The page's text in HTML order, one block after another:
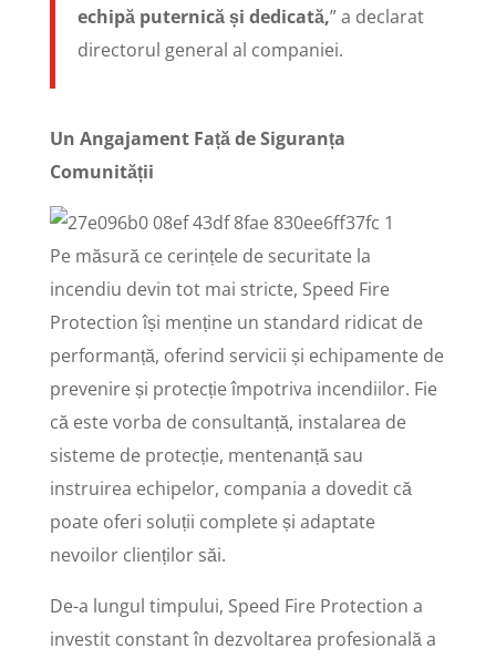
echipă puternică și dedicată,” a declarat
directorul general al companiei.
Un Angajament Față de Siguranța
Comunității
Pe măsură ce cerințele de securitate la
incendiu devin tot mai stricte, Speed Fire
Protection își menține un standard ridicat de
performanță, oferind servicii și echipamente de
prevenire și protecție împotriva incendiilor. Fie
că este vorba de consultanță, instalarea de
sisteme de protecție, mentenanță sau
instruirea echipelor, compania a dovedit că
poate oferi soluții complete și adaptate
nevoilor clienților săi.
De-a lungul timpului, Speed Fire Protection a
investit constant în dezvoltarea profesională a